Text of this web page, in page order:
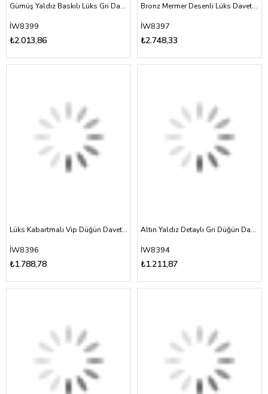
Gümüş Yaldız Baskılı Lüks Gri Davetiye
İW8399
₺2.013,86
Bronz Mermer Desenli Lüks Davetiye
İW8397
₺2.748,33
Lüks Kabartmalı Vip Düğün Davetiyesi
İW8396
₺1.788,78
Altın Yaldız Detaylı Gri Düğün Davetiyesi
İW8394
₺1.211,87